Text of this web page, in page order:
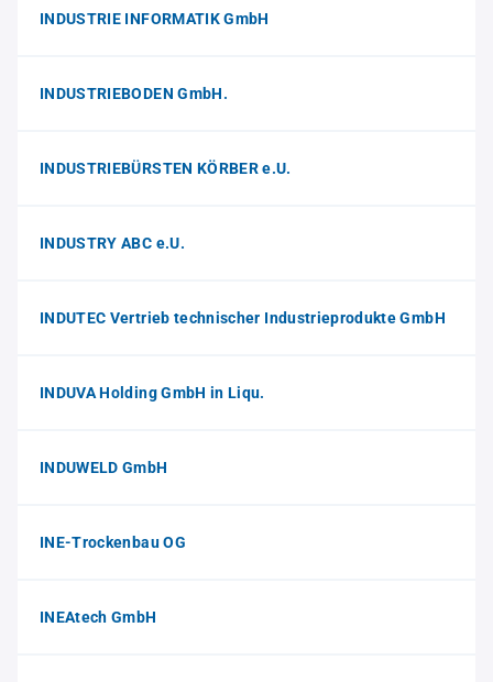
INDUSTRIE INFORMATIK GmbH
INDUSTRIEBODEN GmbH.
INDUSTRIEBÜRSTEN KÖRBER e.U.
INDUSTRY ABC e.U.
INDUTEC Vertrieb technischer Industrieprodukte GmbH
INDUVA Holding GmbH in Liqu.
INDUWELD GmbH
INE-Trockenbau OG
INEAtech GmbH